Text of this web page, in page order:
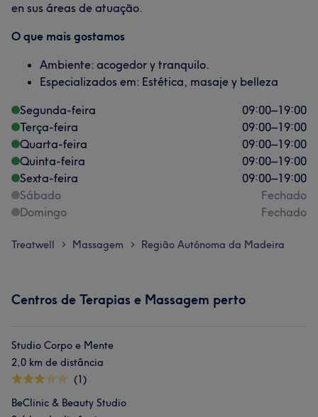
en sus áreas de atuação.
O que mais gostamos
Ambiente: acogedor y tranquilo.
Especializados em: Estética, masaje y belleza
Segunda-feira
09:00–19:00
Terça-feira
09:00–19:00
Quarta-feira
09:00–19:00
Quinta-feira
09:00–19:00
Sexta-feira
09:00–19:00
Sábado
Fechado
Domingo
Fechado
Treatwell > Massagem > Região Autónoma da Madeira
Centros de Terapias e Massagem perto
Studio Corpo e Mente
2,0 km de distância
(1)
BeClinic & Beauty Studio